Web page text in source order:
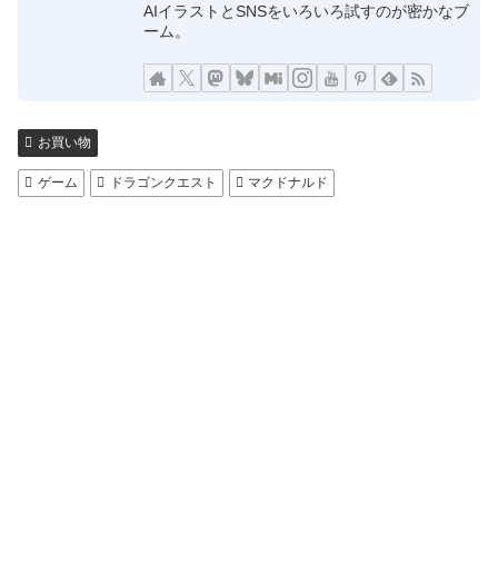
AIイラストとSNSをいろいろ試すのが密かなブ
ーム。
お買い物
ゲーム ドラゴンクエスト マクドナルド